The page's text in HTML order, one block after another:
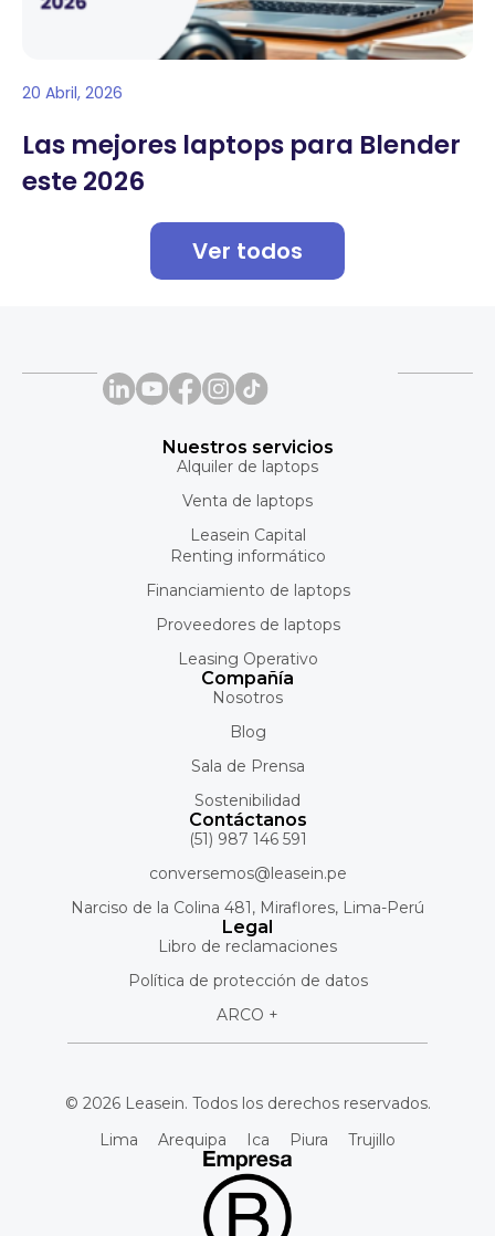
20 Abril, 2026
Las mejores laptops para Blender
este 2026
Ver todos
Nuestros servicios
Alquiler de laptops
Venta de laptops
Leasein Capital
Renting informático
Financiamiento de laptops
Proveedores de laptops
Leasing Operativo
Compañía
Nosotros
Blog
Sala de Prensa
Sostenibilidad
Contáctanos
(51) 987 146 591
conversemos@leasein.pe
Narciso de la Colina 481, Miraflores, Lima-Perú
Legal
Libro de reclamaciones
Política de protección de datos
ARCO +
© 2026 Leasein. Todos los derechos reservados.
Lima
Arequipa Ica Piura Trujillo